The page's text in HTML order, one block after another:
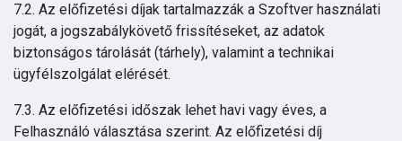
7.2. Az előfizetési díjak tartalmazzák a Szoftver használati
jogát, a jogszabálykövető frissítéseket, az adatok
biztonságos tárolását (tárhely), valamint a technikai
ügyfélszolgálat elérését.
7.3. Az előfizetési időszak lehet havi vagy éves, a
Felhasználó választása szerint. Az előfizetési díj